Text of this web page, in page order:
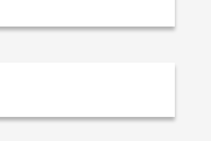
MM
AAAA